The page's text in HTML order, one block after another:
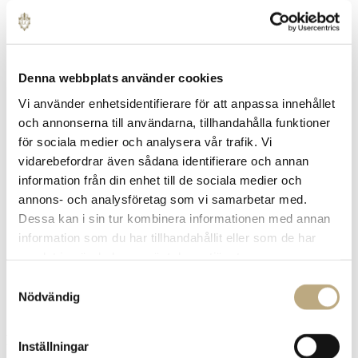
Denna webbplats använder cookies
Vi använder enhetsidentifierare för att anpassa innehållet
och annonserna till användarna, tillhandahålla funktioner
för sociala medier och analysera vår trafik. Vi
vidarebefordrar även sådana identifierare och annan
information från din enhet till de sociala medier och
annons- och analysföretag som vi samarbetar med.
Dessa kan i sin tur kombinera informationen med annan
information som du har tillhandahållit eller som de har
Nödvändig
Inställningar
Kunden i fokus